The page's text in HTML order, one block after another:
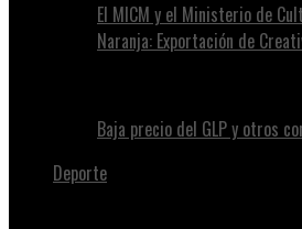
El MICM y el Ministerio de
Naranja: Exportación de
Baja precio del GLP y otros
Deporte